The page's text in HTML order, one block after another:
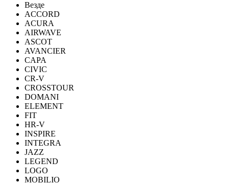
Везде
ACCORD
ACURA
AIRWAVE
ASCOT
AVANCIER
CAPA
CIVIC
CR-V
CROSSTOUR
DOMANI
ELEMENT
FIT
HR-V
INSPIRE
INTEGRA
JAZZ
LEGEND
LOGO
MOBILIO